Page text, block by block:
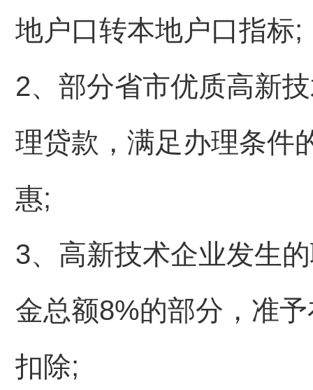
地户口转本地户口指标;
2、部分省市优质高新
理贷款，满足办理条件
惠;
3、高新技术企业发生
金总额8%的部分，准
扣除;